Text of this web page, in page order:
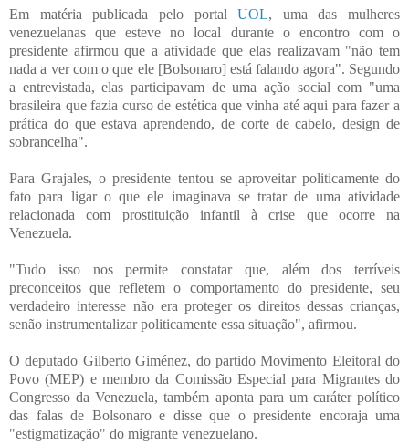
Em matéria publicada pelo portalUOL, uma das mulheres
venezuelanas que esteve no local durante o encontro com o
presidente afirmou que a atividade que elas realizavam "não tem
nada a ver com o que ele [Bolsonaro] está falando agora". Segundo
a entrevistada, elas participavam de uma ação social com "uma
brasileira que fazia curso de estética que vinha até aqui para fazer a
prática do que estava aprendendo, de corte de cabelo, design de
sobrancelha".
Para Grajales, o presidente tentou se aproveitar politicamente do
fato para ligar o que ele imaginava se tratar de uma atividade
relacionada com prostituição infantil à crise que ocorre na
Venezuela.
"Tudo isso nos permite constatar que, além dos terríveis
preconceitos que refletem o comportamento do presidente, seu
verdadeiro interesse não era proteger os direitos dessas crianças,
senão instrumentalizar politicamente essa situação", afirmou.
O deputado Gilberto Giménez, do partido Movimento Eleitoral do
Povo (MEP) e membro da Comissão Especial para Migrantes do
Congresso da Venezuela, também aponta para um caráter político
das falas de Bolsonaro e disse que o presidente encoraja uma
"estigmatização" do migrante venezuelano.